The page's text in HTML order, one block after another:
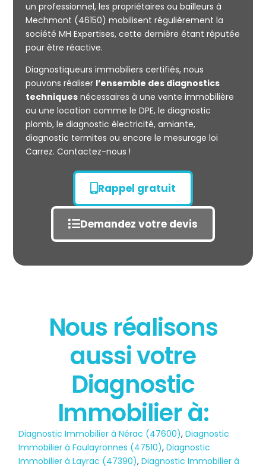
Mesurage
CARREZ
État des risques
POLLUTION
un professionnel, les propriétaires ou bailleurs à
Mechmont (46150) mobilisent régulièrement la
société MH Expertises, cette dernière étant réputée
pour être réactive.
Diagnostiqueurs immobiliers certifiés, nous
pouvons réaliser l’ensemble des diagnostics
techniquesnécessaires à une vente immobilière
ou une location comme le DPE, le diagnostic
plomb, le diagnostic électricité, amiante,
diagnostic termites ou encore le mesurage loi
Carrez. Contactez-nous !
Rappel gratuit
Demandez votre devis
Nous réalisons
aussi votre
Diagnostic
Immobilier à:
Diagnostic Immobilier à Nérac (47600),Diagnostic
Immobilier à Foulayronnes (47510),Diagnostic
Immobilier à Layrac (47390),Diagnostic Immobilier à